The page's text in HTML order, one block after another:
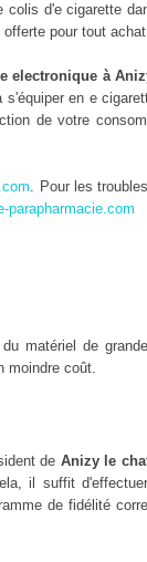
colis d'e cigarette
pour tout
electronique à
s'équiper en e
de votre
. Pour les
parapharmacie.com
matériel de
moindre coût.
de Anizy le
il suffit
de fidélité